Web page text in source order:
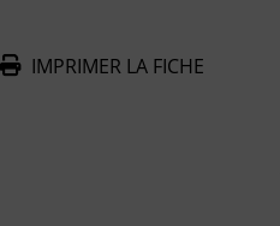
IMPRIMER LA FICHE